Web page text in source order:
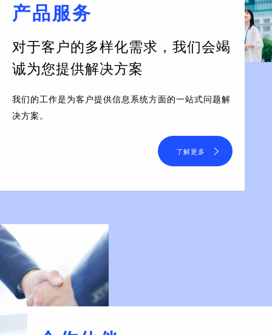
产品服务
对于客户的多样化需求， 我们会竭
诚为您提供解决方案
我们的工作是为客户提供信息系统方面的一站式问题解
决方案。
了解更多